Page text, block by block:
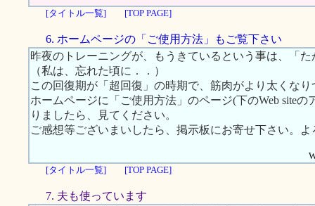
[タイトル一覧] [TOP PAGE]
6. ホームページの「ご使用方法」もご覧下さい
昨夜のトレーニングが、もうきているという事は、「
（私は、忘れた頃に．．）
この回復期が「超回復」の時期で、筋肉がより太くな
ホームページに「ご使用方法」のページ(下のWeb site
りましたら、見てください。
ご感想等ございまいしたら、掲示板にお寄せ下さい。
[タイトル一覧]
[TOP PAGE]
7. 夫も使っています